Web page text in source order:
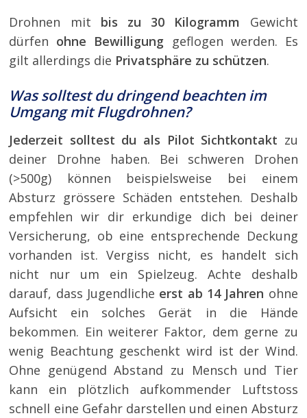
Drohnen mit bis zu 30 Kilogramm Gewicht
dürfen ohne Bewilligung geflogen werden. Es
gilt allerdings die Privatsphäre zu schützen.
Was solltest du dringend beachten im
Umgang mit Flugdrohnen?
Jederzeit solltest du als Pilot Sichtkontakt zu
deiner Drohne haben. Bei schweren Drohen
(>500g) können beispielsweise bei einem
Absturz grössere Schäden entstehen. Deshalb
empfehlen wir dir erkundige dich bei deiner
Versicherung, ob eine entsprechende Deckung
vorhanden ist. Vergiss nicht, es handelt sich
nicht nur um ein Spielzeug. Achte deshalb
darauf, dass Jugendliche erst ab 14 Jahren ohne
Aufsicht ein solches Gerät in die Hände
bekommen. Ein weiterer Faktor, dem gerne zu
wenig Beachtung geschenkt wird ist der Wind.
Ohne genügend Abstand zu Mensch und Tier
kann ein plötzlich aufkommender Luftstoss
schnell eine Gefahr darstellen und einen Absturz